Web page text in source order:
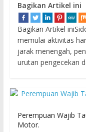
Bagikan Artikel ini
Bagikan Artikel
memulai aktivitas
jarak menengah,
urutan pengecekan
Perempuan Wajib
Motor.